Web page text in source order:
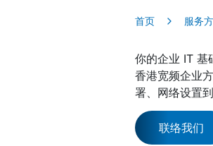
首页 服务
你的企业 IT 基
香港宽频企业
署、网络设置
联络我们